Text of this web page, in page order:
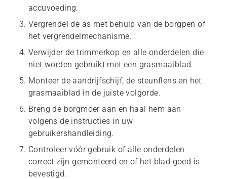
accuvoeding.
Vergrendel de as met behulp van de borgpen of
het vergrendelmechanisme.
Verwijder de trimmerkop en alle onderdelen die
niet worden gebruikt met een grasmaaiblad.
Monteer de aandrijfschijf, de steunflens en het
grasmaaiblad in de juiste volgorde.
Breng de borgmoer aan en haal hem aan
volgens de instructies in uw
gebruikershandleiding.
Controleer vóór gebruik of alle onderdelen
correct zijn gemonteerd en of het blad goed is
bevestigd.